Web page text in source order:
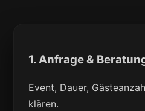
1. Anfrage &
Event, Dauer,
klären.